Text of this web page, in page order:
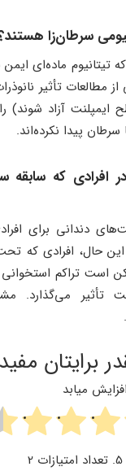
سرطان‌زا
تیتانیوم ماده‌ای
مطالعات تأثیر
آزاد شوند) را
پیدا نکرده‌اند.
افرادی که سابقه
دندانی برای
حال، افرادی که
است تراکم
تأثیر می‌گذارد.
برایتان
میابد
2